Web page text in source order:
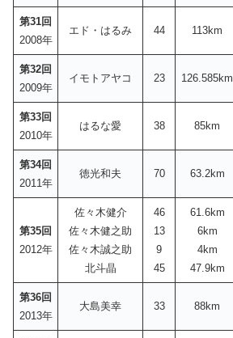
第31回
2008年
エド・はるみ 44 113km
第32回
2009年
イモトアヤコ 23 126.585km
第33回
2010年
はるな愛 38 85km
第34回
2011年
徳光和夫 70 63.2km
第35回
2012年
佐々木健介
佐々木健之助
佐々木誠之助
北斗晶
46
13
9
45
61.6km
6km
4km
47.9km
第36回
2013年
大島美幸 33 88km